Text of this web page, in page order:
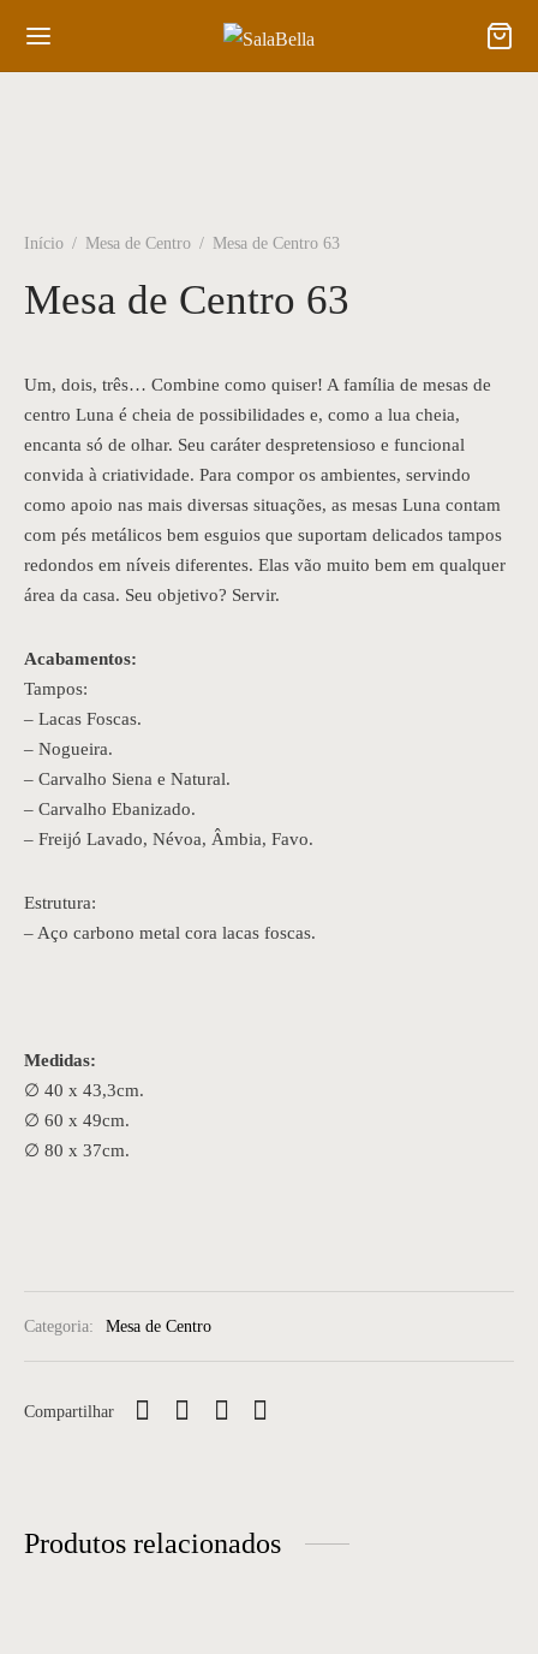
Início / Mesa de Centro / Mesa de Centro 63
Mesa de Centro 63
Um, dois, três… Combine como quiser! A família de mesas de
centro Luna é cheia de possibilidades e, como a lua cheia,
encanta só de olhar. Seu caráter despretensioso e funcional
convida à criatividade. Para compor os ambientes, servindo
como apoio nas mais diversas situações, as mesas Luna contam
com pés metálicos bem esguios que suportam delicados tampos
redondos em níveis diferentes. Elas vão muito bem em qualquer
área da casa. Seu objetivo? Servir.
Acabamentos:
Tampos:
– Lacas Foscas.
– Nogueira.
– Carvalho Siena e Natural.
– Carvalho Ebanizado.
– Freijó Lavado, Névoa, Âmbia, Favo.
Estrutura:
– Aço carbono metal cora lacas foscas.
Medidas:
∅ 40 x 43,3cm.
∅ 60 x 49cm.
∅ 80 x 37cm.
Categoria: Mesa de Centro
Compartilhar
Produtos relacionados